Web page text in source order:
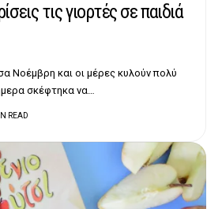
τις γιορτές σε παιδιά
Νοέμβρη και οι μέρες κυλούν πολύ
σκέφτηκα να…
READ